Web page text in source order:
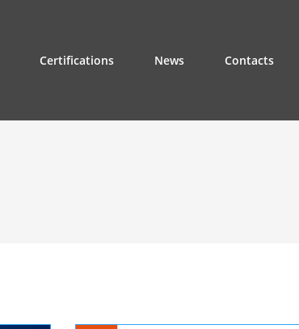
Certifications News Contacts